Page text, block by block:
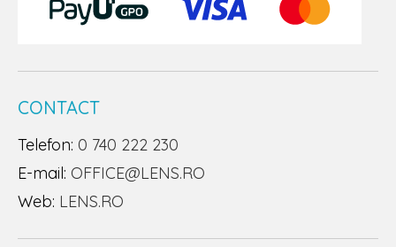
CONTACT
Telefon: 0 740 222 230
E-mail: OFFICE@LENS.RO
Web: LENS.RO